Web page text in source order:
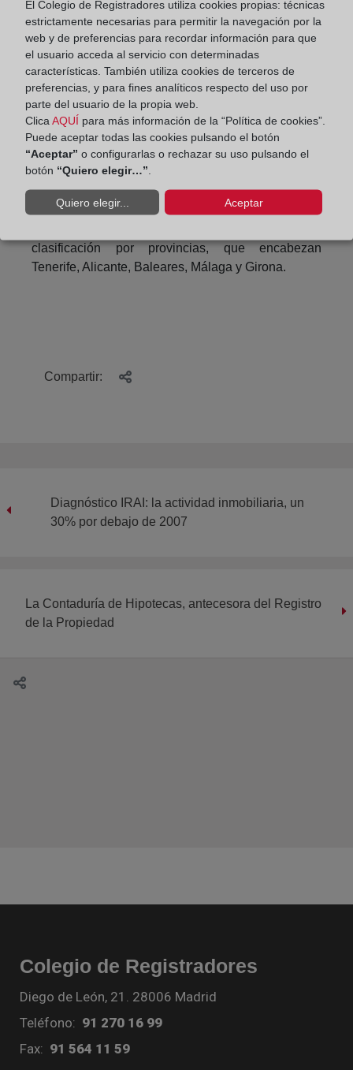
ias y
Comu
nidad
Valen
son nuevamente las comunidades con una mayor
presencia extranjera, de forma que los ciudadanos
foráneos realizan entre una tercera y una cuarta
parte de las compras totales en esas regiones, que
se caracterizan por presentar un elevado atractivo
turístico, fundamentalmente del denominado
clasificación por provincias, que encabezan
Tenerife, Alicante, Baleares, Málaga y Girona.
Compartir:
Diagnóstico IRAI: la actividad inmobiliaria, un
30% por debajo de 2007
La Contaduría de Hipotecas, antecesora del Registro
de la Propiedad
Colegio de Registradores
Diego de León, 21. 28006 Madrid
Teléfono: 91 270 16 99
Fax: 91 564 11 59
El Colegio de Registradores utiliza cookies propias: técnicas
estrictamente necesarias para permitir la navegación por la
web y de preferencias para recordar información para que
el usuario acceda al servicio con determinadas
características. También utiliza cookies de terceros de
preferencias, y para fines analíticos respecto del uso por
parte del usuario de la propia web.
Clica AQUÍ para más información de la “Política de cookies”.
Puede aceptar todas las cookies pulsando el botón
“Aceptar” o configurarlas o rechazar su uso pulsando el
botón “Quiero elegir…”
Quiero elegir... Aceptar